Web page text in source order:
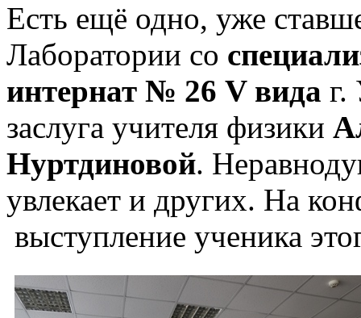
Есть ещё одно, уже
Лаборатории со
интернат № 26 V вида г.
заслуга учителя физики
Нуртдиновой.
увлекает и других. На
выступление ученика